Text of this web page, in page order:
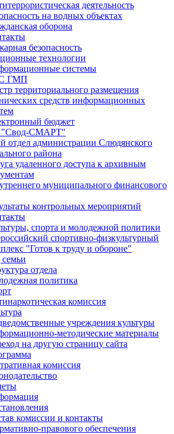
деятельность
на водных объектах
оборона
безопасность
технологии
системы
ГМП
территориального размещения
средств информационных
бюджет
СМАРТ"
отдел администрации Слюдянского
района
удаленного доступа к архивным
муниципального финансового
контрольных мероприятий
спорта и молодежной политики
спортивно-физкультурный
"Готов к труду и обороне"
семьи
отдела
политика
комиссия
учреждения культуры
методические материалы
на другую страницу сайта
комиссия
комиссии и контакты
правового обеспечения